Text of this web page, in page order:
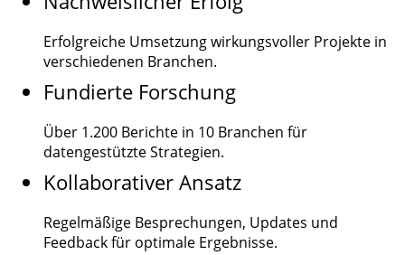
Erfolgreiche Umsetzung wirkungsvoller Projekte in
verschiedenen Branchen.
Fundierte Forschung
Über 1.200 Berichte in 10 Branchen für
datengestützte Strategien.
Kollaborativer Ansatz
Regelmäßige Besprechungen, Updates und
Feedback für optimale Ergebnisse.